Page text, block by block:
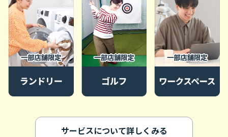
サービスについて詳しくみる